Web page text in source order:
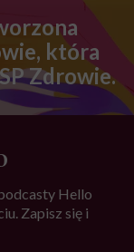
która
Zdrowie.
Hello
Zapisz się i